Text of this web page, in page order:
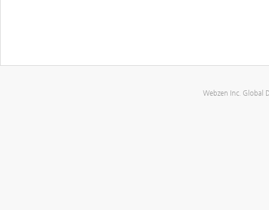
Webzen Inc. Global